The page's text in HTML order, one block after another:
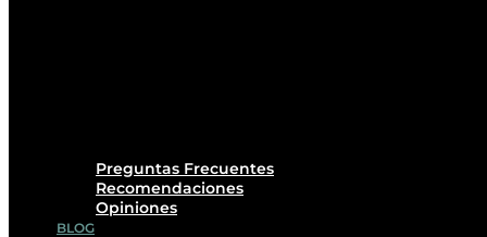
Preguntas Frecuentes
Recomendaciones
Opiniones
BLOG